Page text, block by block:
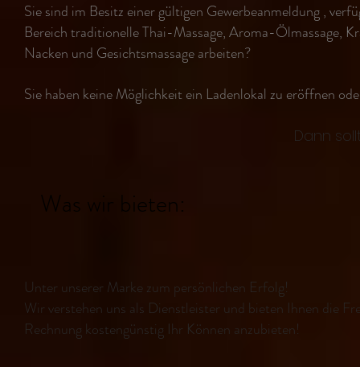
Sie sind im Besitz einer gültigen Gewerbeanmeldung ,
Bereich traditionelle Thai-Massage, Aroma-Ölmassage,
Nacken und Gesichtsmassage arbeiten?
Sie haben keine Möglichkeit ein Ladenlokal zu eröffnen
Dann
Was wir bieten:
​Unter unserer Marke zum persönlichen Erfolg!
Wir verstehen uns als Dienstleister und bieten Ihnen die
Rechnung kostengünstig Ihr Können anzubieten!